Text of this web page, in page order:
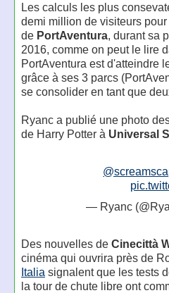
Les calculs les plus
demi million de visiteurs pour
de PortAventura, durant sa
2016, comme on peut le lire
PortAventura est d'atteindre
grâce à ses 3 parcs
se consolider en tant que
Ryanc a publié une photo
de Harry Potter à Universal
— Ryanc
Des nouvelles de Cinecittà
cinéma qui ouvrira près de
Italia signalent que les tests
la tour de chute libre ont